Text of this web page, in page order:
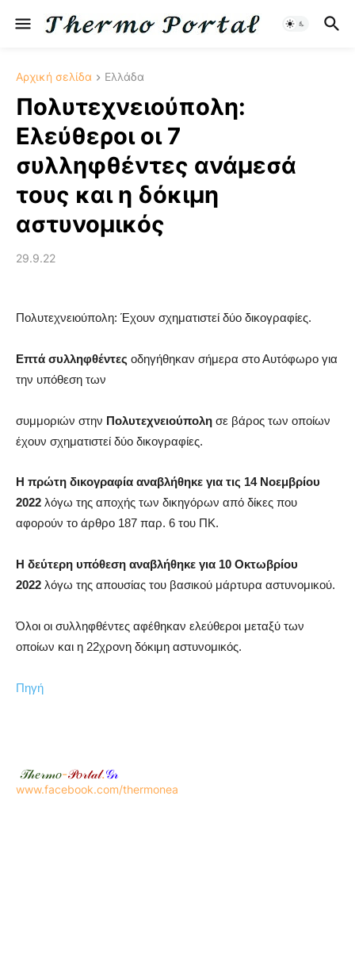
Αρχική σελίδα Ελλάδα
Πολυτεχνειούπολη:
Ελεύθεροι οι 7
συλληφθέντες ανάμεσά
τους και η δόκιμη
αστυνομικός
29.9.22
Πολυτεχνειούπολη: Έχουν σχηματιστεί δύο δικογραφίες.
Επτά συλληφθέντες οδηγήθηκαν σήμερα στο Αυτόφωρο για
την υπόθεση των
συμμοριών στην Πολυτεχνειούπολη σε βάρος των οποίων
έχουν σχηματιστεί δύο δικογραφίες.
Η πρώτη δικογραφία αναβλήθηκε για τις 14 Νοεμβρίου
2022 λόγω της αποχής των δικηγόρων από δίκες που
αφορούν το άρθρο 187 παρ. 6 του ΠΚ.
Η δεύτερη υπόθεση αναβλήθηκε για 10 Οκτωβρίου
2022 λόγω της απουσίας του βασικού μάρτυρα αστυνομικού.
Όλοι οι συλληφθέντες αφέθηκαν ελεύθεροι μεταξύ των
οποίων και η 22χρονη δόκιμη αστυνομικός.
Πηγή
𝒯𝒽𝑒𝓇𝓂𝑜-𝒫𝑜𝓇𝓉𝒶𝓁.𝒢𝓇
www.facebook.com/thermonea